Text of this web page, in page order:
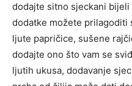
dodajte sitno sjeckani bijeli
dodatke možete prilagoditi
ljute papričice, sušene
dodajte ono što vam se
ljutih ukusa, dodavanje